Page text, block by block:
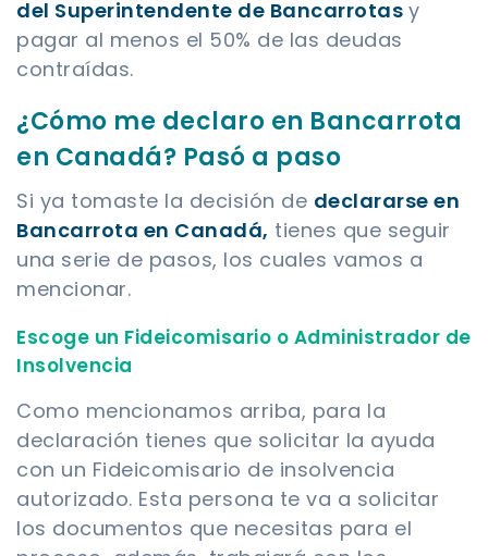
del Superintendente de Bancarrotas y
pagar al menos el 50% de las deudas
contraídas.
¿Cómo me declaro en Bancarrota
en Canadá? Pasó a paso
Si ya tomaste la decisión de declararse en
Bancarrota en Canadá, tienes que seguir
una serie de pasos, los cuales vamos a
mencionar.
Escoge un Fideicomisario o Administrador de
Insolvencia
Como mencionamos arriba, para la
declaración tienes que solicitar la ayuda
con un Fideicomisario de insolvencia
autorizado. Esta persona te va a solicitar
los documentos que necesitas para el